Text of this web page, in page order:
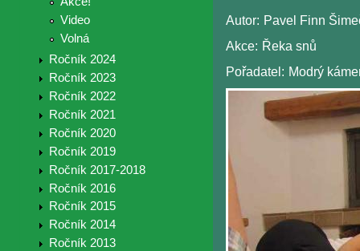
Video
Volná
Ročník 2024
Ročník 2023
Ročník 2022
Ročník 2021
Ročník 2020
Ročník 2019
Ročník 2017-2018
Ročník 2016
Ročník 2015
Ročník 2014
Ročník 2013
Autor: Pavel Finn
Akce: Řeka snů
Pořadatel: Modrý